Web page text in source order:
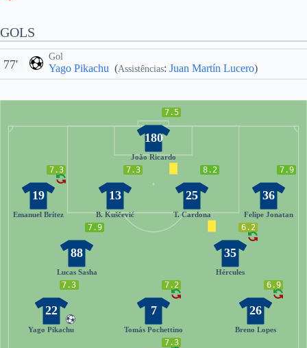
GOLS
Gol
Yago Pikachu (Assistências: Juan Martín Lucero)
77'
7.5
180
João Ricardo
7.9
36
Felipe Jonatan
8.2
25
T. Cardona
7.3
13
B. Kuščević
7.3
19
Emanuel Brítez
6.2
35
Hércules
7.9
88
Lucas Sasha
6.9
26
Breno Lopes
7.2
7
Tomás Pochettino
7.3
22
Yago Pikachu
7.3